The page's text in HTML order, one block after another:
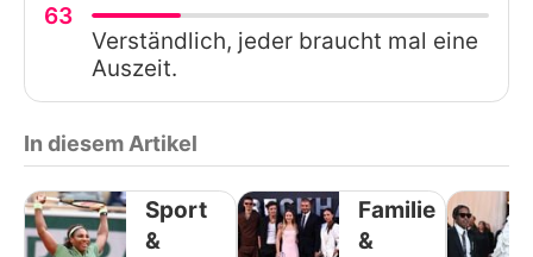
63
Verständlich, jeder braucht mal eine
Auszeit.
In diesem Artikel
Sport
&
Familie
&